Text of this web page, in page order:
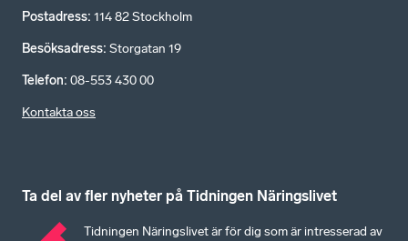
Postadress: 114 82 Stockholm
Besöksadress: Storgatan 19
Telefon: 08-553 430 00
Kontakta oss
Ta del av fler nyheter på Tidningen Näringslivet
Tidningen Näringslivet är för dig som är intresserad av